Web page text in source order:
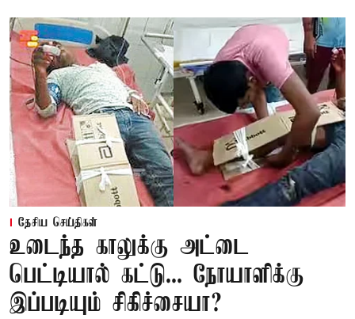
தேசிய செய்திகள்
உடைந்த காலுக்கு அட்டை
பெட்டியால் கட்டு... நோயாளிக்கு
இப்படியும் சிகிச்சையா?